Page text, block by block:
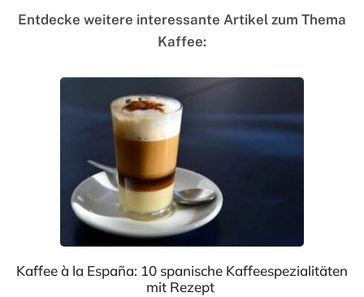
Entdecke weitere interessante Artikel zum Thema
Kaffee:
Kaffee à la España: 10 spanische Kaffeespezialitäten
mit Rezept